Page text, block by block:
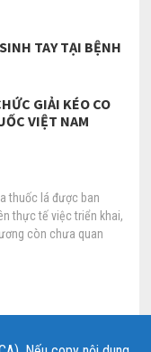
TAY TẠI BỆNH
GIẢI KÉO CO
VIỆT NAM
thuốc lá được ban
thực tế việc triển khai,
còn chưa quan